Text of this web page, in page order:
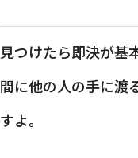
見つけたら即決が基
間に他の人の手に渡
すよ。